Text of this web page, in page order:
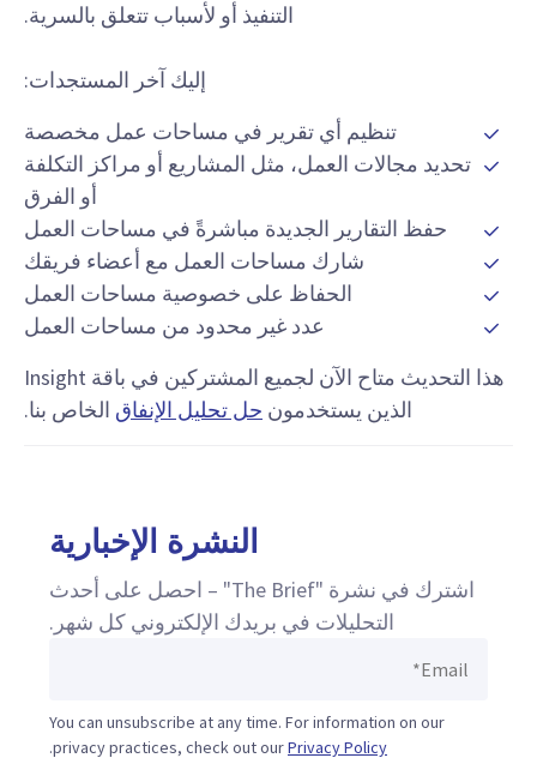
التنفيذ أو لأسباب تتعلق بالسرية.
إليك آخر المستجدات:
تنظيم أي تقرير في مساحات عمل مخصصة
تحديد مجالات العمل، مثل المشاريع أو مراكز التكلفة
أو الفرق
حفظ التقارير الجديدة مباشرةً في مساحات العمل
شارك مساحات العمل مع أعضاء فريقك
الحفاظ على خصوصية مساحات العمل
عدد غير محدود من مساحات العمل
هذا التحديث متاح الآن لجميع المشتركين في باقة Insight
الذين يستخدمون حل تحليل الإنفاق الخاص بنا.
النشرة الإخبارية
اشترك في نشرة "The Brief" – احصل على أحدث
التحليلات في بريدك الإلكتروني كل شهر.
You can unsubscribe at any time. For information on our
privacy practices, check out ourPrivacy Policy
.